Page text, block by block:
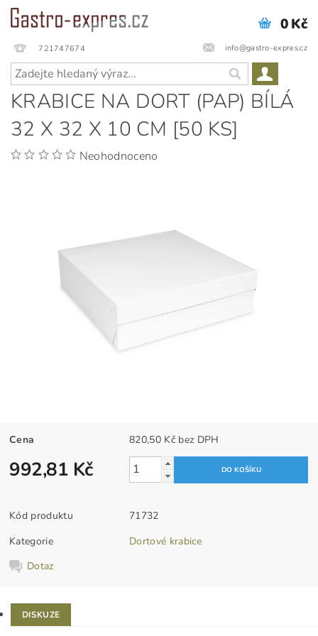
721747674 info@gastro-expres.cz
0 Kč
KRABICE NA DORT (PAP) BÍLÁ
32 X 32 X 10 CM [50 KS]
Neohodnoceno
Cena 820,50 Kč bez DPH
992,81 Kč
Kód produktu
71732
Kategorie
Dortové krabice
Dotaz
DISKUZE